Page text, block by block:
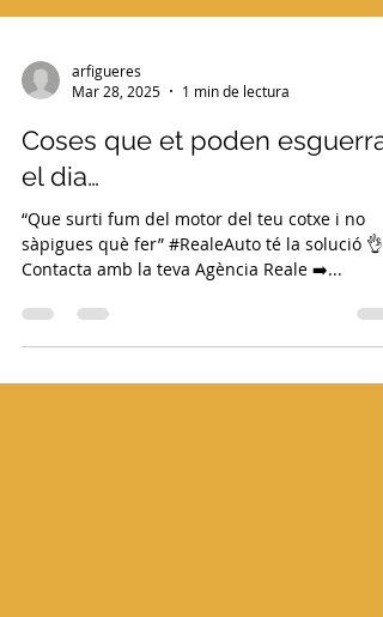
Mar 28, 2025
1 min de lectura
Coses que et poden esguerrar
el dia…
“Que surti fum del motor del teu cotxe i no
Contacta amb la teva Agència Reale ➡️...